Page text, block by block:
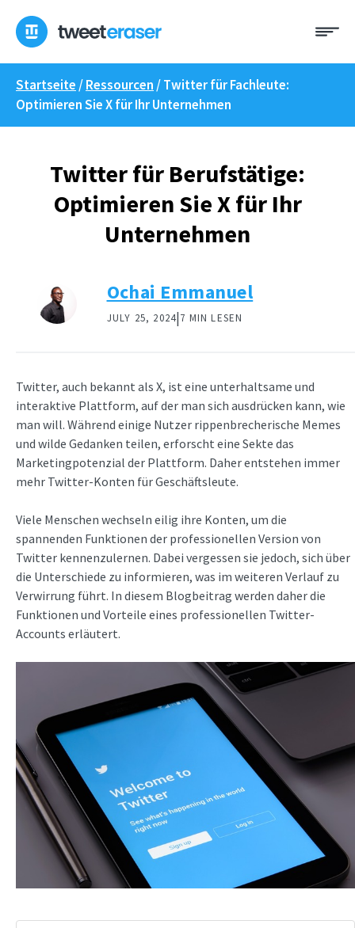
Inhalt
springen
Startseite /Ressourcen /Twitter für Fachleute:
Optimieren Sie X für Ihr Unternehmen
Twitter für Berufstätige:
Optimieren Sie X für Ihr
Unternehmen
Ochai Emmanuel
JULY 25, 2024|7 MIN LESEN
Twitter, auch bekannt als X, ist eine unterhaltsame und
interaktive Plattform, auf der man sich ausdrücken kann, wie
man will. Während einige Nutzer rippenbrecherische Memes
und wilde Gedanken teilen, erforscht eine Sekte das
Marketingpotenzial der Plattform. Daher entstehen immer
mehr Twitter-Konten für Geschäftsleute.
Viele Menschen wechseln eilig ihre Konten, um die
spannenden Funktionen der professionellen Version von
Twitter kennenzulernen. Dabei vergessen sie jedoch, sich über
die Unterschiede zu informieren, was im weiteren Verlauf zu
Verwirrung führt. In diesem Blogbeitrag werden daher die
Funktionen und Vorteile eines professionellen Twitter-
Accounts erläutert.